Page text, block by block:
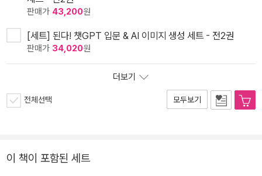
판매가 43,200원
[세트] 된다! 챗GPT 입문 & AI 이미지 생성 세트 - 전2권
판매가 34,020원
더보기
전체선택 모두보기
이 책이 포함된 세트